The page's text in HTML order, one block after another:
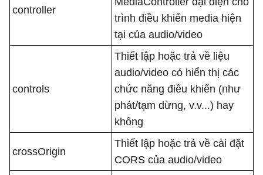
controller
trình điều khiển media hiện
tại của audio/video
controls
Thiết lập hoặc trả về liệu
audio/video có hiển thị các
chức năng điều khiển (như
phát/tạm dừng, v.v...) hay
không
crossOrigin
Thiết lập hoặc trả về cài đặt
CORS của audio/video